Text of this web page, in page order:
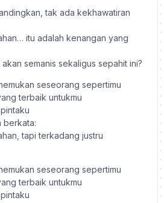
tak ada kekhawatiran
itu adalah kenangan yang
semanis sekaligus sepahit ini?
seseorang sepertimu
terbaik untukmu
berkata:
tapi terkadang justru
seseorang sepertimu
terbaik untukmu